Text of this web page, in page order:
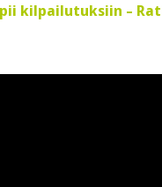
kilpailutuksiin –